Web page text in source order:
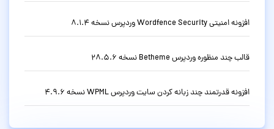
افزونه امنیتی Wordfence Security وردپرس نسخه 8.1.4
قالب چند منظوره وردپرس Betheme نسخه 28.5.6
افزونه قدرتمند چند زبانه کردن سایت وردپرس WPML نسخه 4.9.6